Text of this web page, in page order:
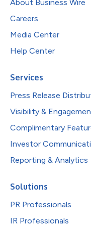
About Business Wire
Careers
Media Center
Help Center
Services
Press Release
Visibility &
Complimentary
Investor
Reporting & Analytics
Solutions
PR Professionals
IR Professionals